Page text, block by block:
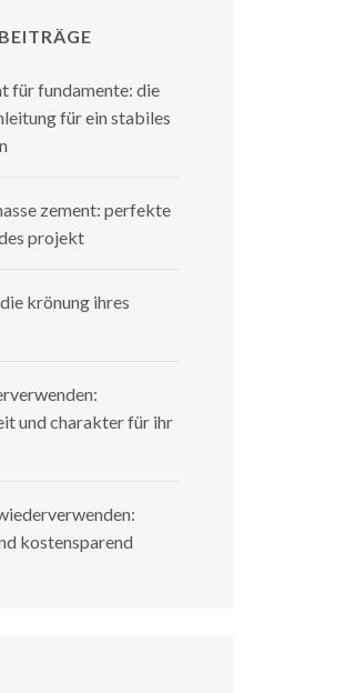
für fundamente: die
für ein stabiles
zement: perfekte
projekt
krönung ihres
und charakter für ihr
kostensparend